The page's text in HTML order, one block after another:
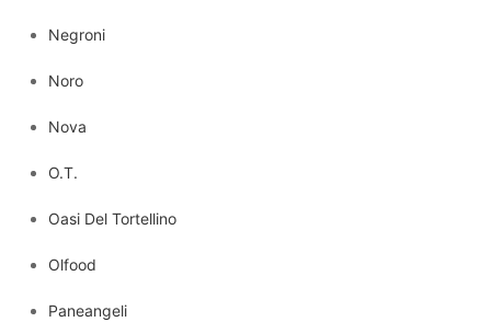
Negroni
Noro
Nova
O.T.
Oasi Del Tortellino
Olfood
Paneangeli